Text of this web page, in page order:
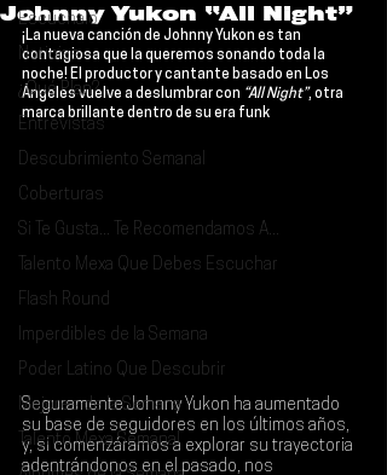
Escúchalo
Noticias
¿Qué Plan?
Entrevistas
Descubrimiento Semanal
Coberturas
Si Te Gusta... Te Recomendamos A...
Talento Mexa Que Debes Escuchar
Flash Round
Imperdibles de la Semana
Poder Latino Que Descubrir
Mejores de la Semana
Talento Mexa Semanal
Johnny Yukon “All Night”
¡La nueva canción de Johnny Yukon es tan
contagiosa que la queremos sonando toda la
noche! El productor y cantante basado en Los
Ángeles vuelve a deslumbrar con “All Night”, otra
marca brillante dentro de su era funk
Seguramente Johnny Yukon ha aumentado
su base de seguidores en los últimos años,
y, si comenzáramos a explorar su trayectoria
adentrándonos en el pasado, nos